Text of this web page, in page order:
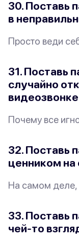
30. Поставь
в
Просто веди
31. Поставь
случайно
Почему все
32. Поставь
ценником
На самом деле,
33. Поставь
чей-то